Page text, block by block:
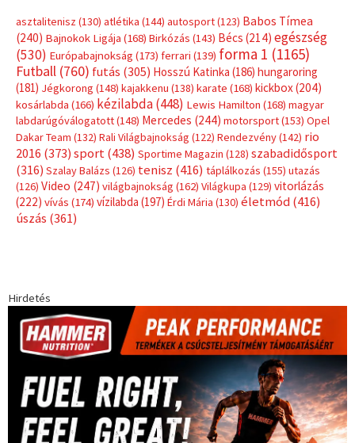
Címkék
(181)Jégkorong(148)kajakkenu(138)karate(168)kickbox(204)
kosárlabda(166)kézilabda(448)Lewis Hamilton(168) magyar
labdarúgóválogatott
(148) Mercedes (244)motorsport(153)Opel
Dakar Team(132)Rali Világbajnokság(122)Rendezvény(142)rio
Sportime Magazin(128) szabadidősport
(316) Szalay Balázs (126)tenisz(416)táplálkozás(155)utazás
(126) Video(247)világbajnokság (162)Világkupa(129)vitorlázás
(222)vívás(174) vízilabda(197) Érdi Mária(130)életmód(416)
úszás(361)